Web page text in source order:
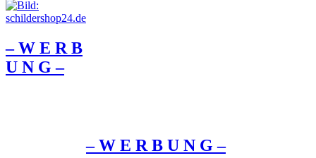
– W Ε R Β
U Ν G –
– W Ε R Β U Ν G –